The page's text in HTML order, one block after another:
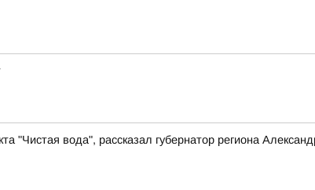
"Чистая вода", рассказал губернатор региона